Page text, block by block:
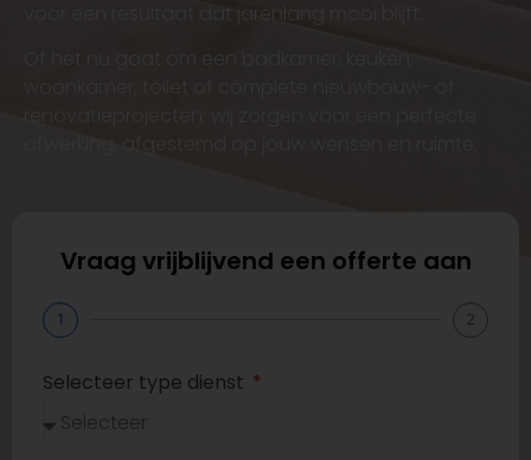
voor een resultaat dat jarenlang mooi blijft.
Vraag vrijblijvend een offerte aan
1 2
Selecteer type dienst